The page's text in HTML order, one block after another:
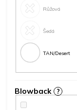
Růžová
Šedá
TAN/Desert
Blowback ?